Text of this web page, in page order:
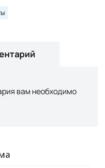
вам необходимо